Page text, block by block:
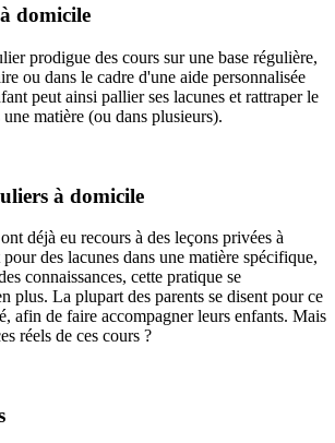
domicile
prodigue des cours sur une base régulière,
ou dans le cadre d'une aide personnalisée
peut ainsi pallier ses lacunes et rattraper le
matière (ou dans plusieurs).
à domicile
déjà eu recours à des leçons privées à
des lacunes dans une matière spécifique,
connaissances, cette pratique se
plus. La plupart des parents se disent pour ce
afin de faire accompagner leurs enfants. Mais
réels de ces cours ?